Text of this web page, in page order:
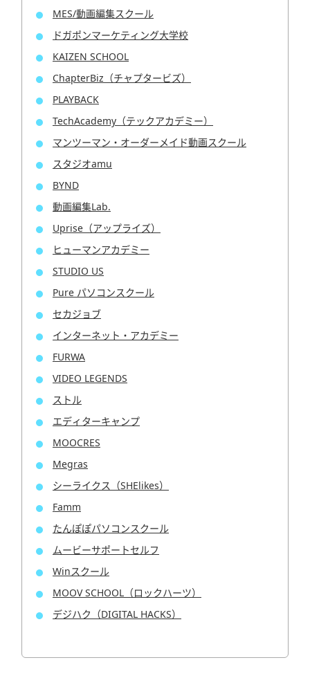
MES/動画編集スクール
ドガポンマーケティング大学校
KAIZEN SCHOOL
ChapterBiz（チャプタービズ）
PLAYBACK
TechAcademy（テックアカデミー）
マンツーマン・オーダーメイド動画スクール
スタジオamu
BYND
動画編集Lab.
Uprise（アップライズ）
ヒューマンアカデミー
STUDIO US
Pure パソコンスクール
セカジョブ
インターネット・アカデミー
FURWA
VIDEO LEGENDS
ストル
エディターキャンプ
MOOCRES
Megras
シーライクス（SHElikes）
Famm
たんぽぽパソコンスクール
ムービーサポートセルフ
Winスクール
MOOV SCHOOL（ロックハーツ）
デジハク（DIGITAL HACKS）